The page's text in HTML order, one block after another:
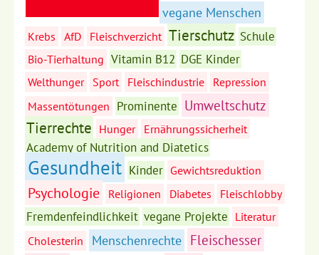
vegane Menschen
Krebs AfD Fleischverzicht Tierschutz Schule
Bio-Tierhaltung Vitamin B12 DGE Kinder
Welthunger Sport Fleischindustrie
Repression
Massentötungen Prominente Umweltschutz
Tierrechte Hunger Ernährungssicherheit
Academy of Nutrition and Diatetics
Gesundheit Kinder Gewichtsreduktion
Psychologie Religionen Diabetes Fleischlobby
Fremdenfeindlichkeit vegane Projekte Literatur
Cholesterin
Menschenrechte Fleischesser